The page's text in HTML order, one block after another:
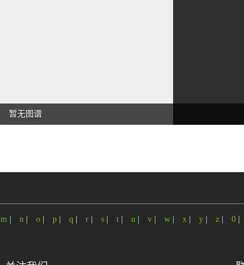
暂无图谱
m n o p q r s t u v w x y z 0